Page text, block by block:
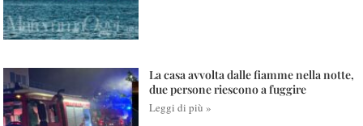
La casa avvolta dalle fiamme nella notte,
due persone riescono a fuggire
Leggi di più »